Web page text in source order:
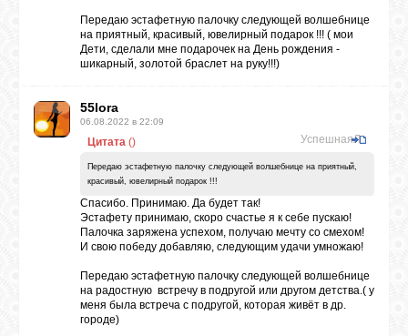
Передаю эстафетную палочку следующей волшебнице
на приятный, красивый, ювелирный подарок !!! ( мои
Дети, сделали мне подарочек на День рождения -
шикарный, золотой браслет на руку!!!)
55lora
06.08.2022 в 22:09
Цитата УспешнаяЛи
()
Передаю эстафетную палочку следующей волшебнице на приятный,
красивый, ювелирный подарок !!!
Спасибо. Принимаю. Да будет так!
Эстафету принимаю, скоро счастье я к себе пускаю!
Палочка заряжена успехом, получаю мечту со смехом!
И свою победу добавляю, следующим удачи умножаю!
Передаю эстафетную палочку следующей волшебнице
на радостную встречу в подругой или другом детства.( у
меня была встреча с подругой, которая живёт в др.
городе)